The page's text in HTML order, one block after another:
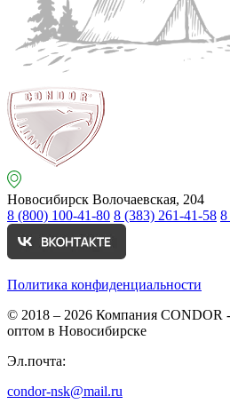
Новосибирск Волочаевская, 204
8 (800) 100-41-80 8 (383) 261-41-58 8
Политика конфиденциальности
© 2018 – 2026 Компания CONDOR
оптом в Новосибирске
Эл.почта:
condor-nsk@mail.ru